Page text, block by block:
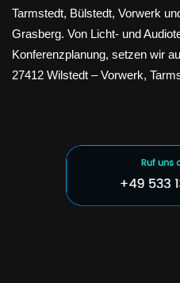
Tarmstedt, Bülstedt, Vorwerk
Grasberg. Von Licht- und
Konferenzplanung, setzen wir
27412 Wilstedt – Vorwerk,